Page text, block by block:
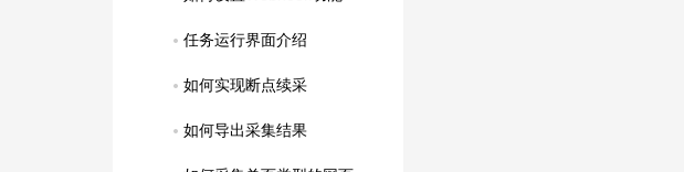
任务运行界面介绍
如何实现断点续采
如何导出采集结果